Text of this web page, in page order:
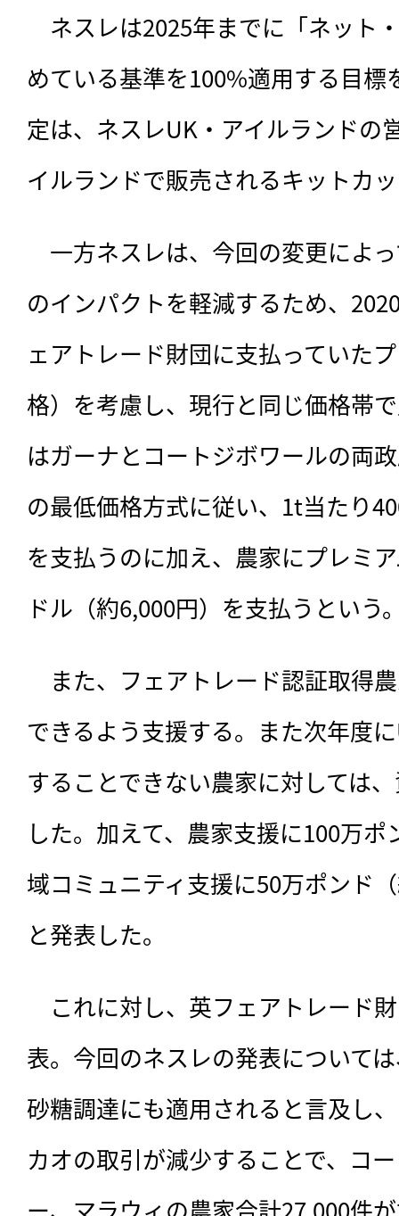
ネスレは2025年までに「ネット
めている基準を100%適用する目
定は、ネスレUK・アイルランドの
イルランドで販売されるキットカ
一方ネスレは、今回の変更によ
のインパクトを軽減するため、
ェアトレード財団に支払っていた
格）を考慮し、現行と同じ価格帯
はガーナとコートジボワールの両
の最低価格方式に従い、1t当たり
を支払うのに加え、農家にプレミ
ドル（約6,000円）を支払うという
また、フェアトレード認証取得
できるよう支援する。また次年度
することできない農家に対しては
した。加えて、農家支援に100万
域コミュニティ支援に50万ポンド
と発表した。
これに対し、英フェアトレード
表。今回のネスレの発表について
砂糖調達にも適用されると言及し
カオの取引が減少することで、コ
ー、マラウィの農家合計27,000件